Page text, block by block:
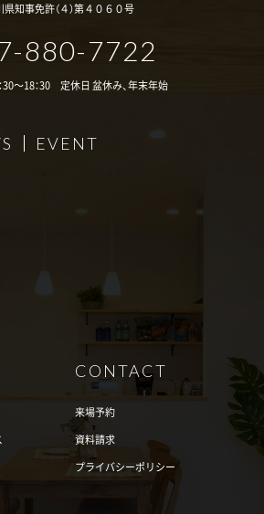
県知事免許（４）第４０６０号
880-7722
30～18：30 定休日 盆休み、年末年始
EVENT
CONTACT
来場予約
資料請求
プライバシーポリシー